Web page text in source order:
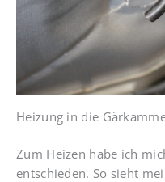
Heizung in die
Zum Heizen habe ich
entschieden. So sieht